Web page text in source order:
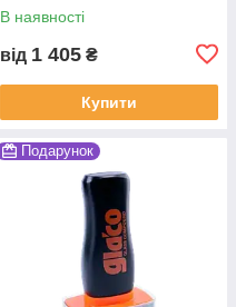
В наявності
від 1 405 ₴
Купити
Подарунок